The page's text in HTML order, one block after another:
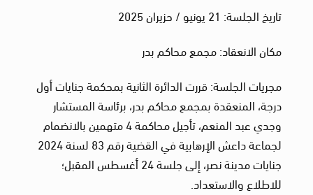
تاريخ الجلسة: 21 يونيو / حزيران 2025
مكان الانعقاد: مجمع محاكم بدر
مجريات الجلسة: قررت الدائرة الثانية بمحكمة جنايات أول
درجة، المنعقدة بمجمع محاكم بدر، برئاسة المستشار
وجدي عبد المنعم، تأجيل محاكمة 4 متهمين بالانضمام
لجماعة داعش الإرهابية في القضية رقم 83 لسنة 2024
جنايات مدينة نصر، إلى جلسة 24 أغسطس المقبل؛
للاطلاع والاستعداد.